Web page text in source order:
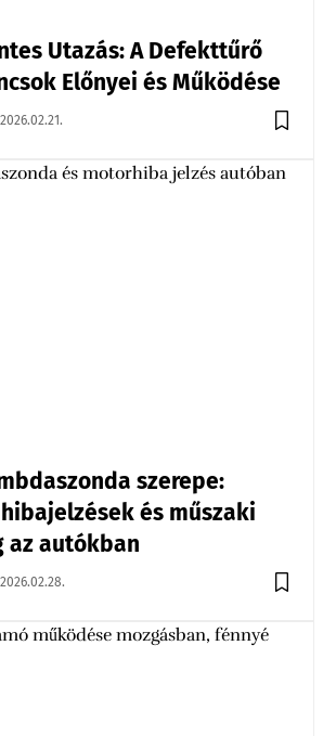
Utazás: A Defekttűrő
Előnyei és Működése
2026.02.21.
szerepe:
és műszaki
az autókban
2026.02.28.